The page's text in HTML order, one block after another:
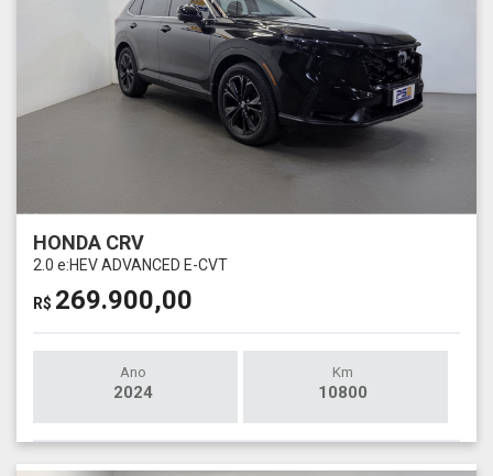
HONDA CRV
2.0 e:HEV ADVANCED E-CVT
R$ 269.900,00
Ano
2024
Km
10800